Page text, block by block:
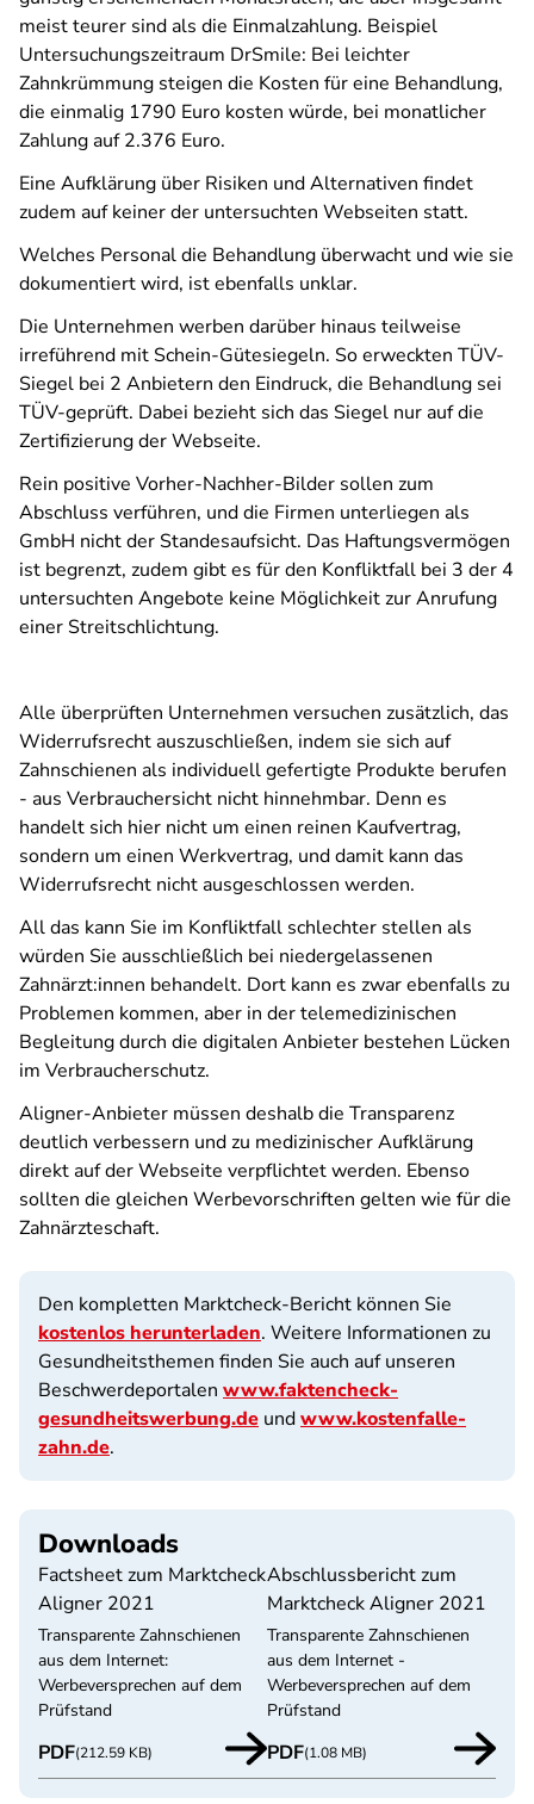
meist teurer sind als die Einmalzahlung. Beispiel
Untersuchungszeitraum DrSmile: Bei leichter
Zahnkrümmung steigen die Kosten für eine Behandlung,
die einmalig 1790 Euro kosten würde, bei monatlicher
Zahlung auf 2.376 Euro.
Eine Aufklärung über Risiken und Alternativen findet
zudem auf keiner der untersuchten Webseiten statt.
Welches Personal die Behandlung überwacht und wie sie
dokumentiert wird, ist ebenfalls unklar.
Die Unternehmen werben darüber hinaus teilweise
irreführend mit Schein-Gütesiegeln. So erweckten TÜV-
Siegel bei 2 Anbietern den Eindruck, die Behandlung sei
TÜV-geprüft. Dabei bezieht sich das Siegel nur auf die
Zertifizierung der Webseite.
Rein positive Vorher-Nachher-Bilder sollen zum
Abschluss verführen, und die Firmen unterliegen als
GmbH nicht der Standesaufsicht. Das Haftungsvermögen
ist begrenzt, zudem gibt es für den Konfliktfall bei 3 der 4
untersuchten Angebote keine Möglichkeit zur Anrufung
einer Streitschlichtung.
Alle überprüften Unternehmen versuchen zusätzlich, das
Widerrufsrecht auszuschließen, indem sie sich auf
Zahnschienen als individuell gefertigte Produkte berufen
- aus Verbrauchersicht nicht hinnehmbar. Denn es
handelt sich hier nicht um einen reinen Kaufvertrag,
sondern um einen Werkvertrag, und damit kann das
Widerrufsrecht nicht ausgeschlossen werden.
All das kann Sie im Konfliktfall schlechter stellen als
würden Sie ausschließlich bei niedergelassenen
Zahnärzt:innen behandelt. Dort kann es zwar ebenfalls zu
Problemen kommen, aber in der telemedizinischen
Begleitung durch die digitalen Anbieter bestehen Lücken
im Verbraucherschutz.
Aligner-Anbieter müssen deshalb die Transparenz
deutlich verbessern und zu medizinischer Aufklärung
direkt auf der Webseite verpflichtet werden. Ebenso
sollten die gleichen Werbevorschriften gelten wie für die
Zahnärzteschaft.
Den kompletten Marktcheck-Bericht können Sie
kostenlos herunterladen. Weitere Informationen zu
Gesundheitsthemen finden Sie auch auf unseren
Beschwerdeportalen www.faktencheck-
gesundheitswerbung.de undwww.kostenfalle-
zahn.de.
Downloads
Factsheet zum Marktcheck
Aligner 2021
Transparente Zahnschienen
aus dem Internet:
Werbeversprechen auf dem
Prüfstand
PDF(212.59 KB)
Abschlussbericht zum
Marktcheck Aligner 2021
Transparente Zahnschienen
aus dem Internet -
Werbeversprechen auf dem
Prüfstand
PDF(1.08 MB)